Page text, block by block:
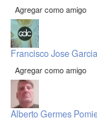
Agregar como amigo
Francisco Jose
Agregar como amigo
Alberto Germes